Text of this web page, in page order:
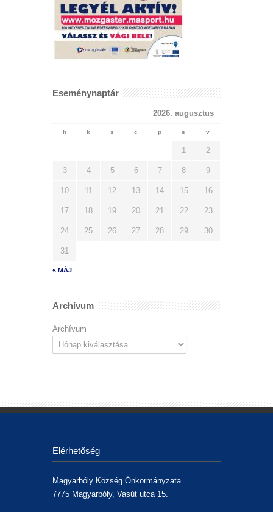
Eseménynaptár
2026. augusztus
h k s c p s v
« MÁJ
1 2
3 4 5 6 7 8 9
10 11 12 13 14 15 16
17 18 19 20 21 22 23
24 25 26 27 28 29 30
31
Archívum
Archívum
Elérhetőség
Magyarbóly Község Önkormányzata
7775 Magyarbóly, Vasút utca 15.